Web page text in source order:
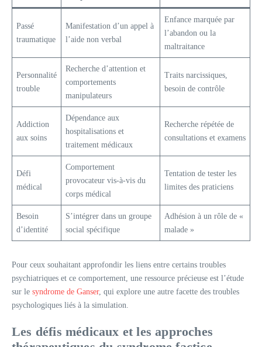
Passé
traumatique
Manifestation d’un appel à
l’aide non verbal
Enfance marquée par
l’abandon ou la
maltraitance
Personnalité
trouble
Recherche d’attention et
comportements
manipulateurs
Traits narcissiques,
besoin de contrôle
Addiction
aux soins
Dépendance aux
hospitalisations et
traitement médicaux
Recherche répétée de
consultations et examens
Défi
médical
Comportement
provocateur vis-à-vis du
corps médical
Tentation de tester les
limites des praticiens
Besoin
d’identité
S’intégrer dans un groupe
social spécifique
Adhésion à un rôle de «
malade »
Pour ceux souhaitant approfondir les liens entre certains troubles
psychiatriques et ce comportement, une ressource précieuse est l’étude
sur le syndrome de Ganser, qui explore une autre facette des troubles
psychologiques liés à la simulation.
Les défis médicaux et les approches